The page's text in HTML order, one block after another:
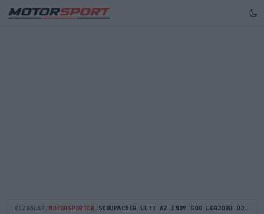
KEZDŐLAP MOTORSPORTOK SCHUMACHER LETT AZ INDY 500 LEGJOBB ÚJONCA, AMI ÚJ LENDÜLETET ADHAT A KARRIERJÉNEK